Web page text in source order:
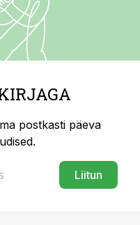
postkasti päeva
Liitun